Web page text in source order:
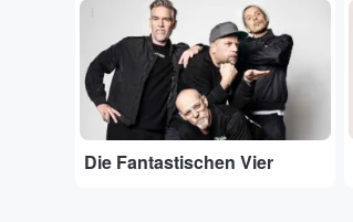
Die Fantastischen Vier